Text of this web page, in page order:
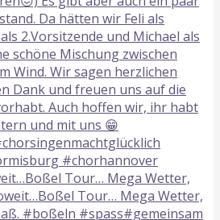
Tour… Mega Wetter,